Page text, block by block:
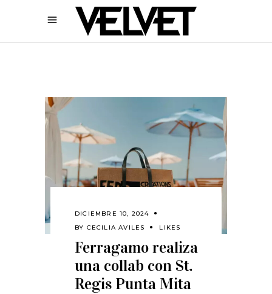
DICIEMBRE 10, 2024
BY CECILIA AVILES LIKES
Ferragamo realiza
una collab con St.
Regis Punta Mita